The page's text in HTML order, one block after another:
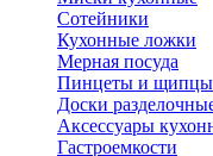
Сотейники
Кухонные ложки
Мерная посуда
Пинцеты и щипцы
Доски
Аксессуары
Гастроемкости